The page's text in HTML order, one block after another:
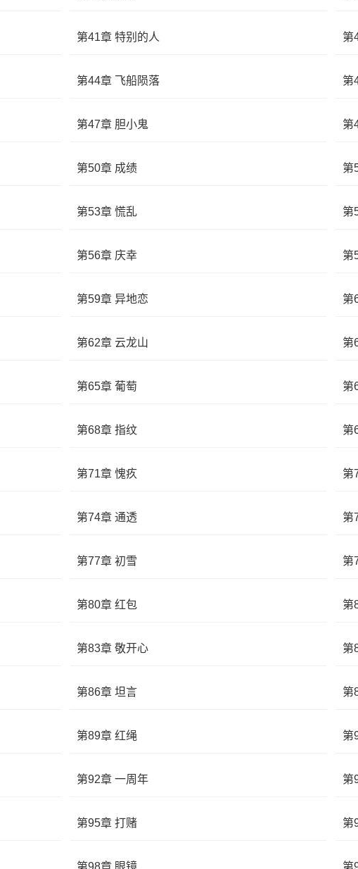
第41章 特别的人 第
第44章 飞船陨落 第
第47章 胆小鬼 第
第50章 成绩 第
第53章 慌乱 第
第56章 庆幸 第
第59章 异地恋 第
第62章 云龙山 第
第65章 葡萄 第
第68章 指纹 第
第71章 愧疚 第
第74章 通透 第
第77章 初雪 第
第80章 红包 第
第83章 敬开心 第
第86章 坦言 第
第89章 红绳 第
第92章 一周年 第
第95章 打赌 第
第98章 眼镜 第